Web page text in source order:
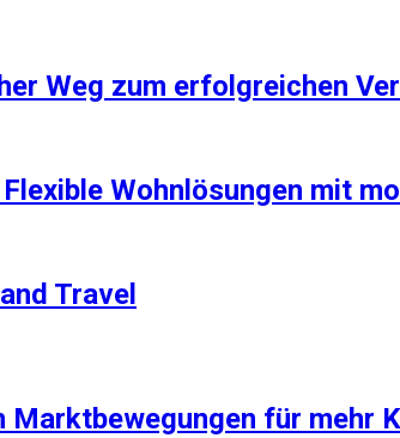
Weg zum erfolgreichen
Wohnlösungen mit
Travel
für mehr